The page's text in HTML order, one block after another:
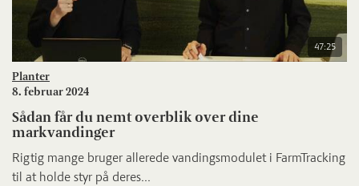
47:25
Planter
8. februar 2024
Sådan får du nemt overblik over dine
markvandinger
Rigtig mange bruger allerede vandingsmodulet i FarmTracking
til at holde styr på deres...